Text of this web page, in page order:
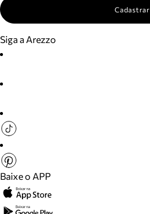
Cadastrar
Siga a Arezzo
Baixe o APP